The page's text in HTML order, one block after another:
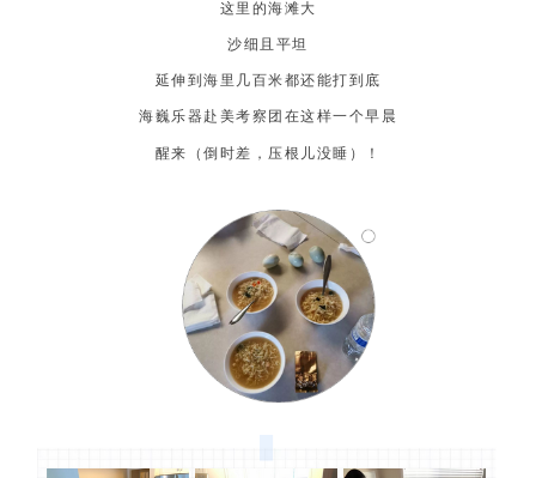
这里的海滩大
沙细且平坦
延伸到海里几百米都还能打到底
海巍乐器赴美考察团在这样一个早晨
醒来（倒时差，压根儿没睡）！